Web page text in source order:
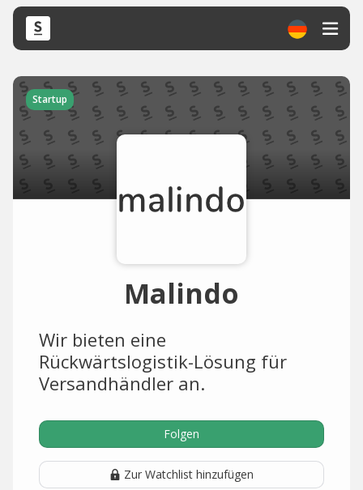
Startup
Malindo
Wir bieten eine
Rückwärtslogistik-Lösung für
Versandhändler an.
Folgen
Zur Watchlist hinzufügen